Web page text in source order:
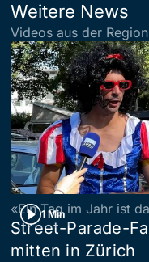
Weitere News
Videos aus der
1 Min
«Ein Tag im Jahr ist
Street-Parade-
mitten in Zürich